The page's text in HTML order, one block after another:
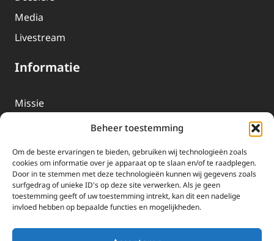
Beheer toestemming
Om de beste ervaringen te bieden, gebruiken wij technologieën zoals
cookies om informatie over je apparaat op te slaan en/of te raadplegen.
Door in te stemmen met deze technologieën kunnen wij gegevens zoals
surfgedrag of unieke ID's op deze site verwerken. Als je geen
toestemming geeft of uw toestemming intrekt, kan dit een nadelige
invloed hebben op bepaalde functies en mogelijkheden.
Media
Livestream
Informatie
Missie
EWTN-Team
Organisatiegegevens
Doneren
EWTN wordt uitsluitend gefinancierd door uw donaties.